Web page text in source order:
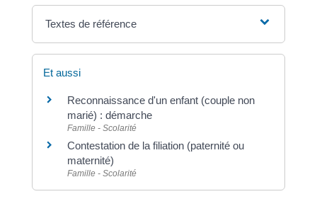
Textes de référence
Et aussi
Reconnaissance d'un enfant (couple non
marié) : démarche
Famille - Scolarité
Contestation de la filiation (paternité ou
maternité)
Famille - Scolarité